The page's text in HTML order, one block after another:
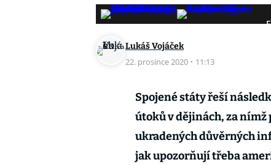
Lukáš Vojáček
22. prosince 2020 · 11:13
Spojené státy řeší
útoků v dějinách, za nímž
ukradených důvěrných
jak upozorňují třeba